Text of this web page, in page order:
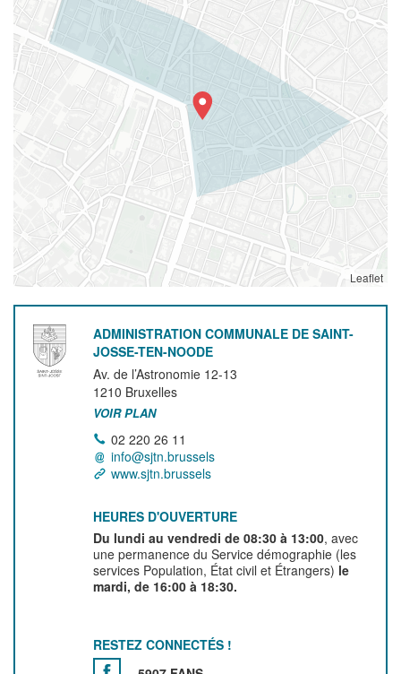
Leaflet
ADMINISTRATION COMMUNALE DE SAINT-
JOSSE-TEN-NOODE
Av. de l’Astronomie 12-13
1210 Bruxelles
VOIR PLAN
02 220 26 11
info@sjtn.brussels
www.sjtn.brussels
HEURES D'OUVERTURE
Du lundi au vendredi de 08:30 à 13:00, avec
une permanence du Service démographie (les
services Population, État civil et Étrangers) le
mardi, de 16:00 à 18:30.
RESTEZ CONNECTÉS !